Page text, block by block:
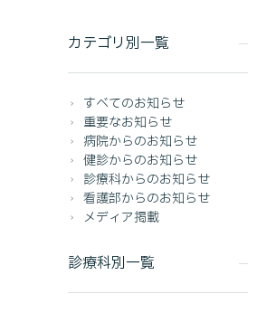
カテゴリ別一覧
すべてのお知らせ
重要なお知らせ
病院からのお知らせ
健診からのお知らせ
診療科からのお知らせ
看護部からのお知らせ
メディア掲載
診療科別一覧